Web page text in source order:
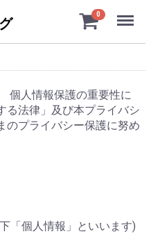
0 Menu
個人情報保護の重要性に
る法律」及び本プライバシ
のプライバシー保護に努め
「個人情報」といいます)